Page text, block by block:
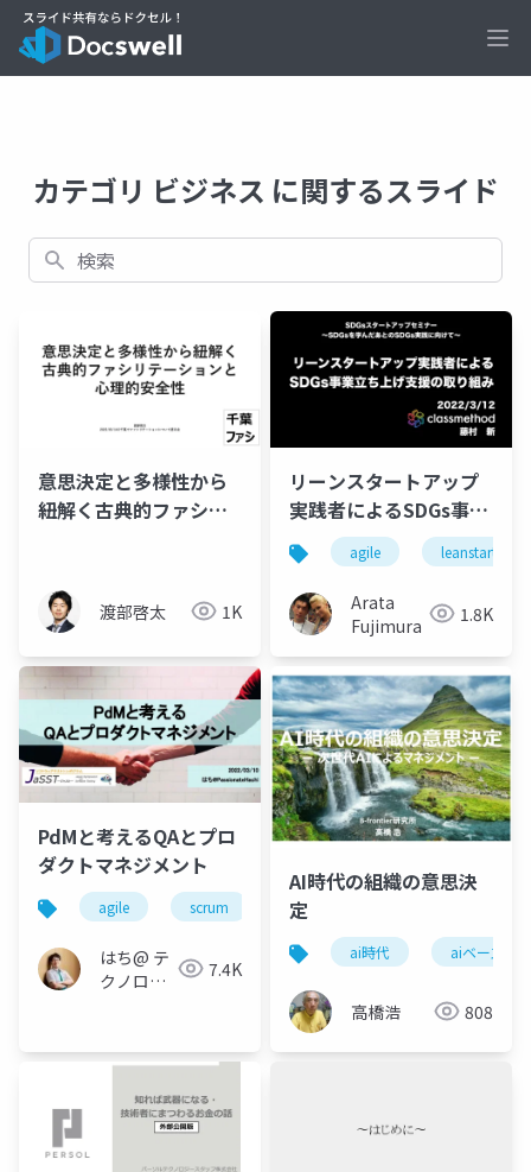
カテゴリ ビジネス に関するスライド
検索
意思決定と多様性から
紐解く古典的ファシリ
渡部啓太 1K
リーンスタートアップ
実践者によるSDGs事業
立ち上げ支援の取り組
み
agile leanstartup
Arata
Fujimura
1.8K
PdMと考えるQAとプロ
ダクトマネジメント
agile scrum qa
はち@ テ
クノロジ
「Newbee」
7.4K
AI時代の組織の意思決
定
ai時代 aiベースの
高橋浩 808